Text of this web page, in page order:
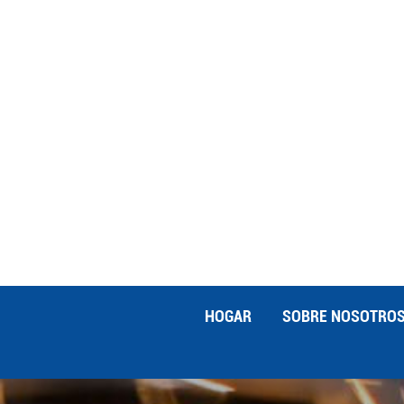
iniciales. Elegir el material adecuado
materiales responden de manera
control preciso sobre el proceso de
calidad constante. Explorando
HOGAR SOBRE NOSOTROS